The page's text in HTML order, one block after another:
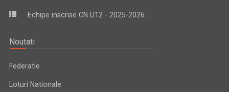
Echipe inscrise CN U12 - 2025-2026 ...
Noutati
Federatie
Loturi Nationale